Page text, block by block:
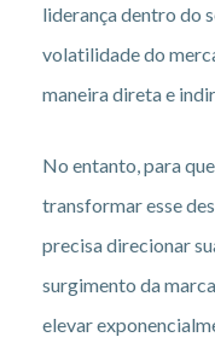
liderança dentro do
volatilidade do
maneira direta e
No entanto, para
transformar esse
precisa direcionar
surgimento da
elevar